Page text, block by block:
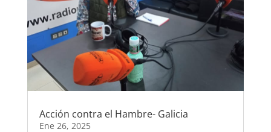
Acción contra el Hambre- Galicia
Ene 26, 2025